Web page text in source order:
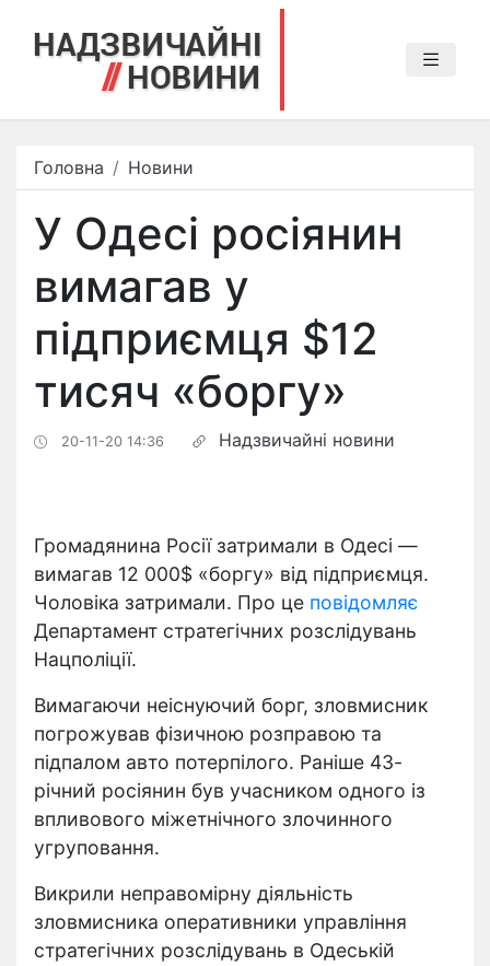
Головна Новини
У Одесі росіянин
вимагав у
підприємця $12
тисяч «боргу»
20-11-20 14:36 Надзвичайні новини
Громадянина Росії затримали в Одесі —
вимагав 12 000$ «боргу» від підприємця.
Чоловіка затримали. Про це повідомляє
Департамент стратегічних розслідувань
Нацполіції.
Вимагаючи неіснуючий борг, зловмисник
погрожував фізичною розправою та
підпалом авто потерпілого. Раніше 43-
річний росіянин був учасником одного із
впливового міжетнічного злочинного
угруповання.
Викрили неправомірну діяльність
зловмисника оперативники управління
стратегічних розслідувань в Одеській